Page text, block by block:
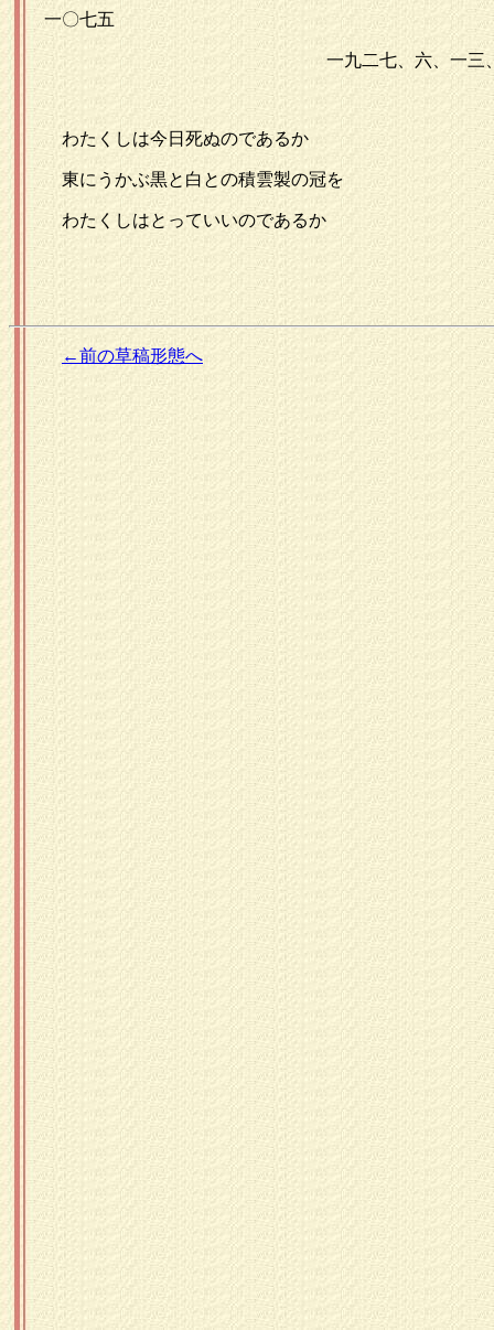
一〇七五
一九二七、六、一三
わたくしは今日死ぬのであるか
東にうかぶ黒と白との積雲製の冠を
わたくしはとっていいのであるか
←前の草稿形態へ